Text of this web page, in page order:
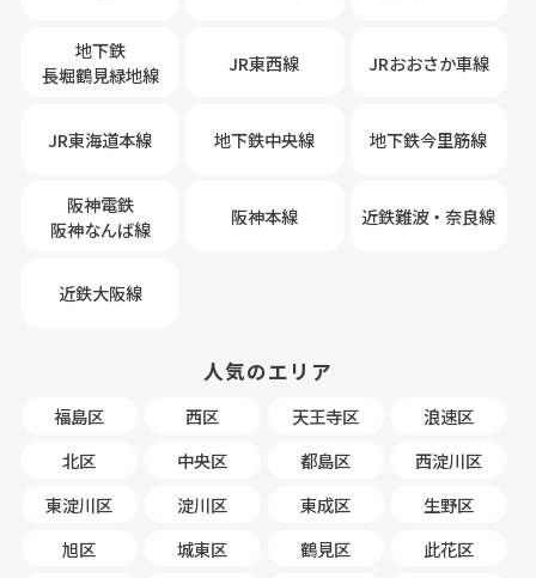
地下鉄
長堀鶴見緑地線
JR東西線 JRおおさか車線
JR東海道本線 地下鉄中央線 地下鉄今里筋線
阪神電鉄
阪神なんば線
阪神本線 近鉄難波・奈良線
近鉄大阪線
人気のエリア
福島区 西区 天王寺区
浪速区
北区
中央区 都島区
西淀川区
東淀川区
淀川区 東成区
生野区
旭区
城東区 鶴見区
此花区